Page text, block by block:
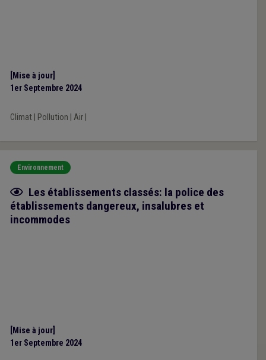
[Mise à jour]
1er Septembre 2024
Climat| Pollution Air|
Environnement
Fiche focus
Les établissements classés: la police des
établissements dangereux, insalubres et
incommodes
[Mise à jour]
1er Septembre 2024